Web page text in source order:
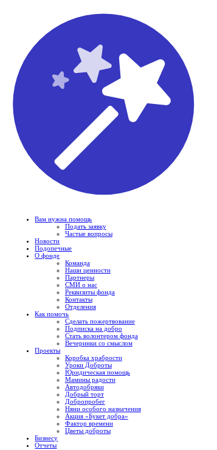
Вам нужна помощь
Подать заявку
Частые вопросы
Новости
Подопечные
О фонде
Команда
Наши ценности
Партнеры
СМИ о нас
Реквизиты фонда
Контакты
Отделения
Как помочь
Сделать пожертвование
Подписка на добро
Стать волонтером фонда
Вечеринки со смыслом
Проекты
Коробка храбрости
Уроки Доброты
Юридическая помощь
Мамины радости
Автодобряки
Добрый торт
Добропробег
Няни особого назначения
Акция «Букет добра»
Фактор времени
Цветы доброты
Бизнесу
Отчеты